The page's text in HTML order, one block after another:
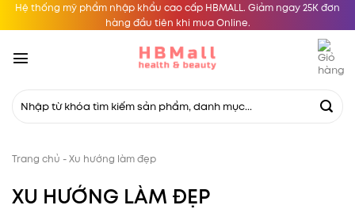
Skip
to
content
Hệ thống mỹ phẩm nhập khẩu cao cấp HBMALL. Giảm ngay 25K đơn
hàng đầu tiên khi mua Online.
Tìm
Trang chủ -Xu hướng làm đẹp
XU HƯỚNG LÀM ĐẸP